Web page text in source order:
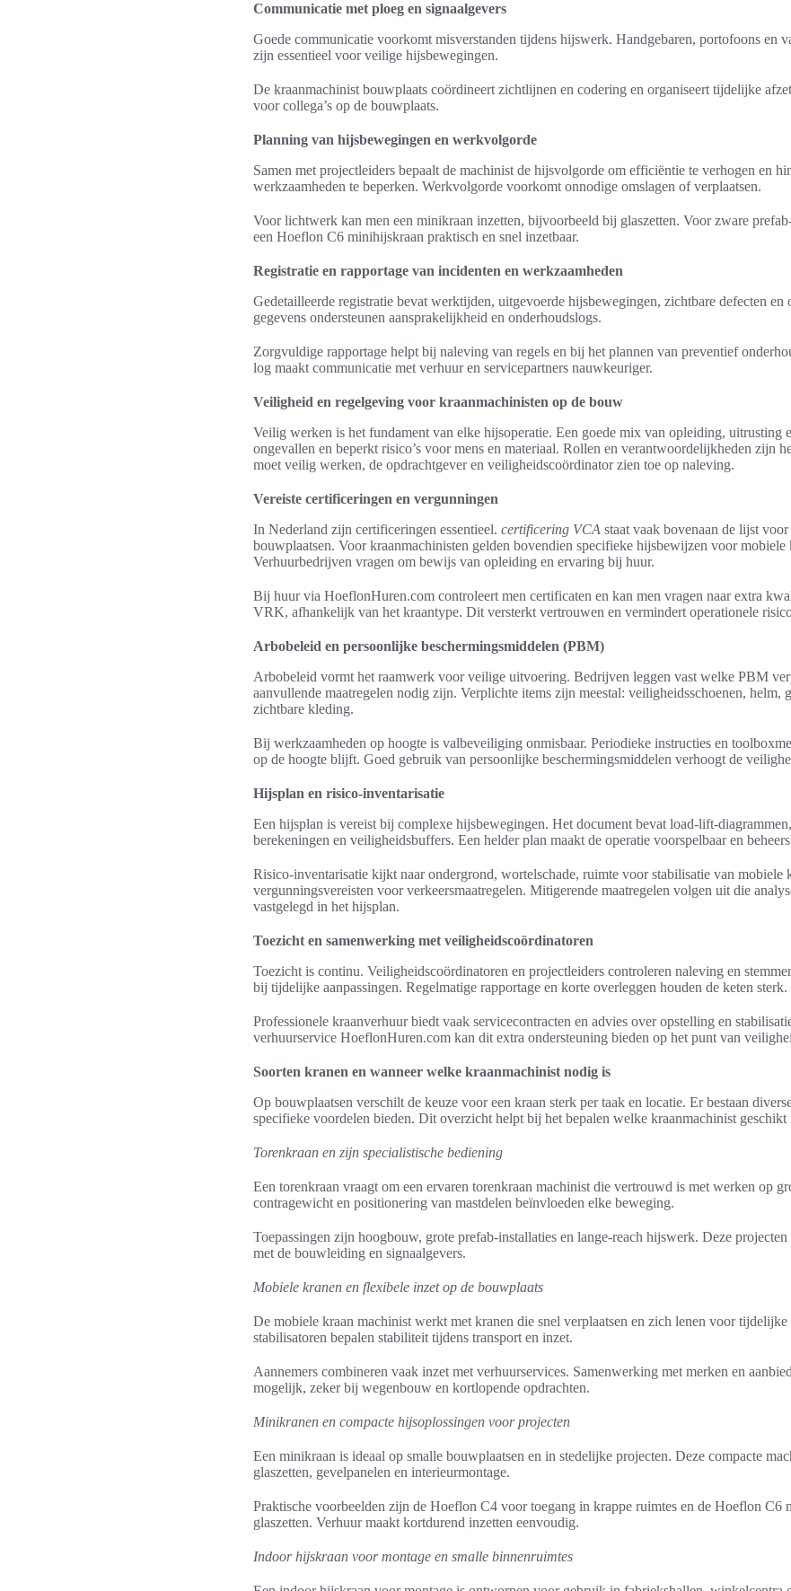
Communicatie met ploeg en signaalgevers
Goede communicatie voorkomt misverstanden tijdens hijswerk. Handgebaren, portofoons en
zijn essentieel voor veilige hijsbewegingen.
De kraanmachinist bouwplaats coördineert zichtlijnen en codering en organiseert tijdelijke
voor collega’s op de bouwplaats.
Planning van hijsbewegingen en werkvolgorde
Samen met projectleiders bepaalt de machinist de hijsvolgorde om efficiëntie te verhogen en
werkzaamheden te beperken. Werkvolgorde voorkomt onnodige omslagen of verplaatsen.
Voor lichtwerk kan men een minikraan inzetten, bijvoorbeeld bij glaszetten. Voor zware
een Hoeflon C6 minihijskraan praktisch en snel inzetbaar.
Registratie en rapportage van incidenten en werkzaamheden
Gedetailleerde registratie bevat werktijden, uitgevoerde hijsbewegingen, zichtbare defecten en
gegevens ondersteunen aansprakelijkheid en onderhoudslogs.
Zorgvuldige rapportage helpt bij naleving van regels en bij het plannen van preventief
log maakt communicatie met verhuur en servicepartners nauwkeuriger.
Veiligheid en regelgeving voor kraanmachinisten op de bouw
Veilig werken is het fundament van elke hijsoperatie. Een goede mix van opleiding, uitrusting
ongevallen en beperkt risico’s voor mens en materiaal. Rollen en verantwoordelijkheden zijn
moet veilig werken, de opdrachtgever en veiligheidscoördinator zien toe op naleving.
Vereiste certificeringen en vergunningen
In Nederland zijn certificeringen essentieel. certificering VCA staat vaak bovenaan de lijst
bouwplaatsen. Voor kraanmachinisten gelden bovendien specifieke hijsbewijzen voor mobiele
Verhuurbedrijven vragen om bewijs van opleiding en ervaring bij huur.
Bij huur via HoeflonHuren.com controleert men certificaten en kan men vragen naar extra
VRK, afhankelijk van het kraantype. Dit versterkt vertrouwen en vermindert operationele
Arbobeleid en persoonlijke beschermingsmiddelen (PBM)
Arbobeleid vormt het raamwerk voor veilige uitvoering. Bedrijven leggen vast welke PBM
aanvullende maatregelen nodig zijn. Verplichte items zijn meestal: veiligheidsschoenen, helm,
zichtbare kleding.
Bij werkzaamheden op hoogte is valbeveiliging onmisbaar. Periodieke instructies en
op de hoogte blijft. Goed gebruik van persoonlijke beschermingsmiddelen verhoogt de
Hijsplan en risico-inventarisatie
Een hijsplan is vereist bij complexe hijsbewegingen. Het document bevat load-lift-
berekeningen en veiligheidsbuffers. Een helder plan maakt de operatie voorspelbaar en
Risico-inventarisatie kijkt naar ondergrond, wortelschade, ruimte voor stabilisatie van mobiele
vergunningsvereisten voor verkeersmaatregelen. Mitigerende maatregelen volgen uit die
vastgelegd in het hijsplan.
Toezicht en samenwerking met veiligheidscoördinatoren
Toezicht is continu. Veiligheidscoördinatoren en projectleiders controleren naleving en
bij tijdelijke aanpassingen. Regelmatige rapportage en korte overleggen houden de keten sterk.
Professionele kraanverhuur biedt vaak servicecontracten en advies over opstelling en
verhuurservice HoeflonHuren.com kan dit extra ondersteuning bieden op het punt van
Soorten kranen en wanneer welke kraanmachinist nodig is
Op bouwplaatsen verschilt de keuze voor een kraan sterk per taak en locatie. Er bestaan
specifieke voordelen bieden. Dit overzicht helpt bij het bepalen welke kraanmachinist
Torenkraan en zijn specialistische bediening
Een torenkraan vraagt om een ervaren torenkraan machinist die vertrouwd is met werken op
contragewicht en positionering van mastdelen beïnvloeden elke beweging.
Toepassingen zijn hoogbouw, grote prefab-installaties en lange-reach hijswerk. Deze
met de bouwleiding en signaalgevers.
Mobiele kranen en flexibele inzet op de bouwplaats
De mobiele kraan machinist werkt met kranen die snel verplaatsen en zich lenen voor tijdelijke
stabilisatoren bepalen stabiliteit tijdens transport en inzet.
Aannemers combineren vaak inzet met verhuurservices. Samenwerking met merken en
mogelijk, zeker bij wegenbouw en kortlopende opdrachten.
Minikranen en compacte hijsoplossingen voor projecten
Een minikraan is ideaal op smalle bouwplaatsen en in stedelijke projecten. Deze compacte
glaszetten, gevelpanelen en interieurmontage.
Praktische voorbeelden zijn de Hoeflon C4 voor toegang in krappe ruimtes en de Hoeflon C6
glaszetten. Verhuur maakt kortdurend inzetten eenvoudig.
Indoor hijskraan voor montage en smalle binnenruimtes